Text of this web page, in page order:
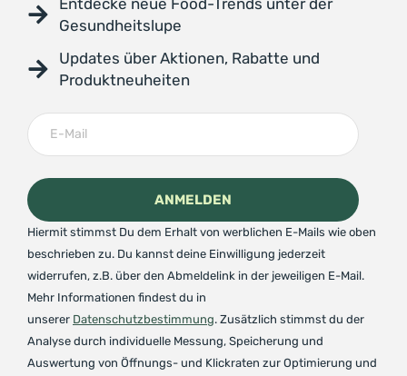
Entdecke neue Food-Trends unter der
Gesundheitslupe
Updates über Aktionen, Rabatte und
Produktneuheiten
Hiermit stimmst Du dem Erhalt von werblichen E-Mails wie oben
beschrieben zu. Du kannst deine Einwilligung jederzeit
widerrufen, z.B. über den Abmeldelink in der jeweiligen E-Mail.
Mehr Informationen findest du in
unserer Datenschutzbestimmung. Zusätzlich stimmst du der
Analyse durch individuelle Messung, Speicherung und
Auswertung von Öffnungs- und Klickraten zur Optimierung und